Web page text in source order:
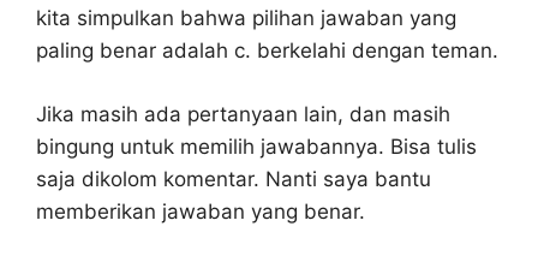
kita simpulkan bahwa pilihan jawaban yang
paling benar adalah c. berkelahi dengan teman.
Jika masih ada pertanyaan lain, dan masih
bingung untuk memilih jawabannya. Bisa tulis
saja dikolom komentar. Nanti saya bantu
memberikan jawaban yang benar.